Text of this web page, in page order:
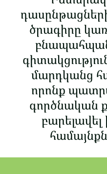
ծրագիրը
մարդկանց
որոնք
գործնական
բարելավել